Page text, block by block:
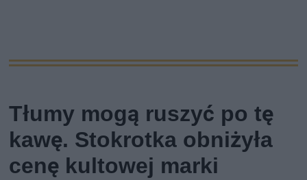
Tłumy mogą ruszyć po tę
kawę. Stokrotka obniżyła
cenę kultowej marki